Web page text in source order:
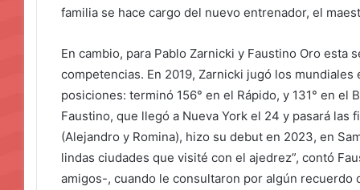
familia se hace cargo del nuevo entrenador, el
En cambio, para Pablo Zarnicki y Faustino Oro esta
competencias. En 2019, Zarnicki jugó los
posiciones: terminó 156° en el Rápido, y 131° en el
Faustino, que llegó a Nueva York el 24 y pasará las
(Alejandro y Romina), hizo su debut en 2023, en
lindas ciudades que visité con el ajedrez”, contó
amigos-, cuando le consultaron por algún recuerdo